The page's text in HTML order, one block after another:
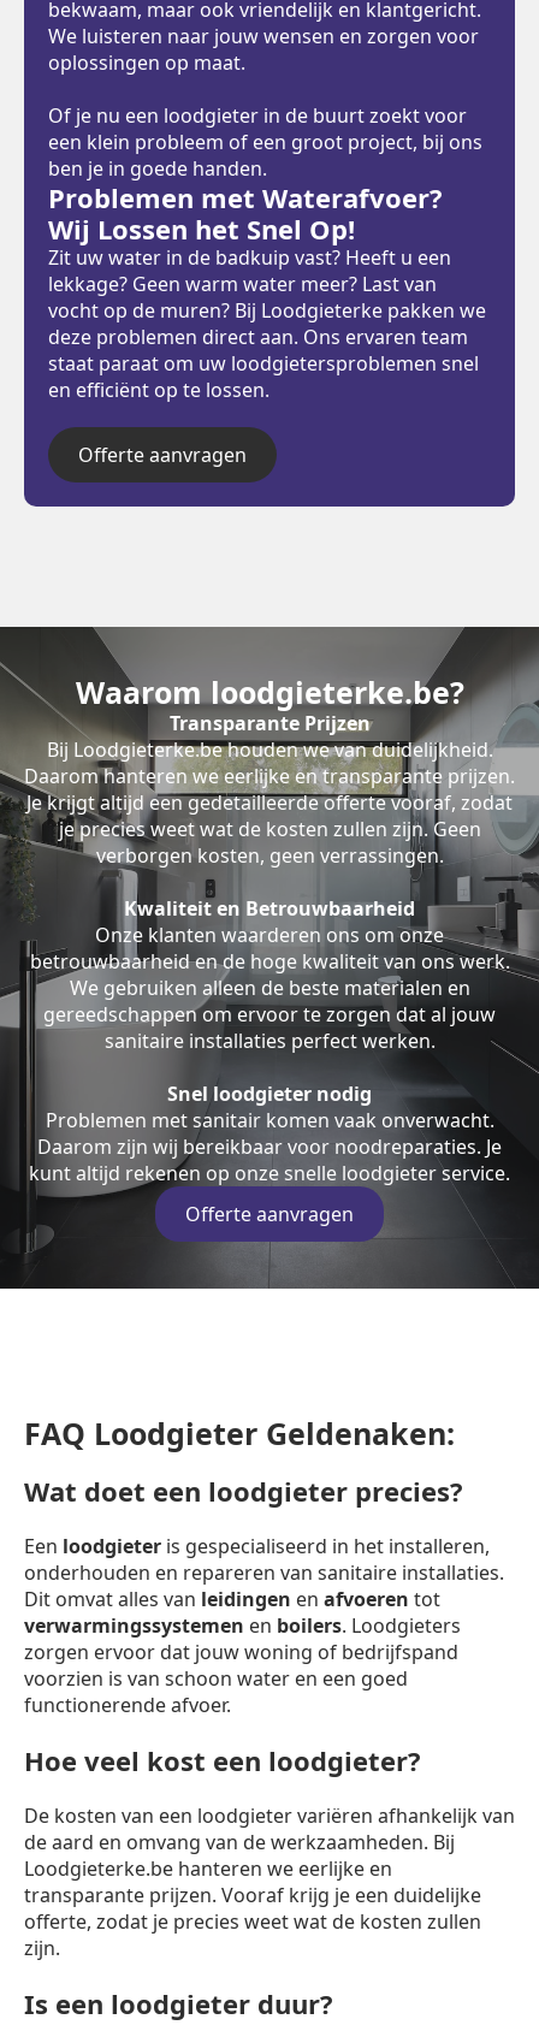
bekwaam, maar ook vriendelijk en klantgericht.
We luisteren naar jouw wensen en zorgen voor
oplossingen op maat.
Of je nu een loodgieter in de buurt zoekt voor
een klein probleem of een groot project, bij ons
ben je in goede handen.
Problemen met Waterafvoer?
Wij Lossen het Snel Op!
Zit uw water in de badkuip vast? Heeft u een
lekkage? Geen warm water meer? Last van
vocht op de muren? Bij Loodgieterke pakken we
deze problemen direct aan. Ons ervaren team
staat paraat om uw loodgietersproblemen snel
en efficiënt op te lossen.
Offerte aanvragen
Waarom loodgieterke.be?
Transparante Prijzen
Bij Loodgieterke.be houden we van duidelijkheid.
Daarom hanteren we eerlijke en transparante prijzen.
Je krijgt altijd een gedetailleerde offerte vooraf, zodat
je precies weet wat de kosten zullen zijn. Geen
verborgen kosten, geen verrassingen.
Kwaliteit en Betrouwbaarheid
Onze klanten waarderen ons om onze
betrouwbaarheid en de hoge kwaliteit van ons werk.
We gebruiken alleen de beste materialen en
gereedschappen om ervoor te zorgen dat al jouw
sanitaire installaties perfect werken.
Snel loodgieter nodig
Problemen met sanitair komen vaak onverwacht.
Daarom zijn wij bereikbaar voor noodreparaties. Je
kunt altijd rekenen op onze snelle loodgieter service.
Offerte aanvragen
FAQ Loodgieter Geldenaken:
Wat doet een loodgieter precies?
Een loodgieter is gespecialiseerd in het installeren,
onderhouden en repareren van sanitaire installaties.
Dit omvat alles van leidingen en afvoeren tot
verwarmingssystemen en boilers. Loodgieters
zorgen ervoor dat jouw woning of bedrijfspand
voorzien is van schoon water en een goed
functionerende afvoer.
Hoe veel kost een loodgieter?
De kosten van een loodgieter variëren afhankelijk van
de aard en omvang van de werkzaamheden. Bij
Loodgieterke.be hanteren we eerlijke en
transparante prijzen. Vooraf krijg je een duidelijke
offerte, zodat je precies weet wat de kosten zullen
zijn.
Is een loodgieter duur?